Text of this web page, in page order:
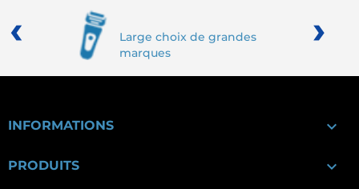
Large choix de grandes
marques
‹ ›
INFORMATIONS 
PRODUITS 